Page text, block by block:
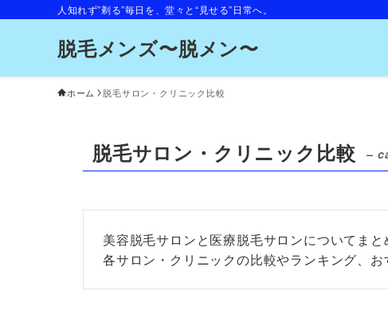
人知れず”剃る”毎日を、堂々と“見せる”日常へ。
脱毛メンズ〜脱メン〜
ホーム 脱毛サロン・クリニック比較
脱毛サロン・クリニック比較 –
美容脱毛サロンと医療脱毛サロンについてまと
各サロン・クリニックの比較やランキング、お